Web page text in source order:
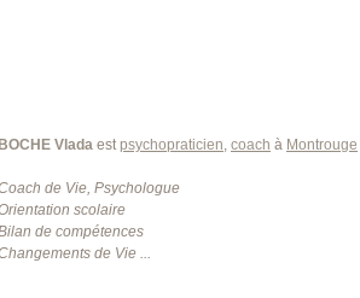
BOCHE Vlada estpsychopraticien, coach à Montrouge
de Vie, Psychologue
scolaire
de compétences
de Vie ...